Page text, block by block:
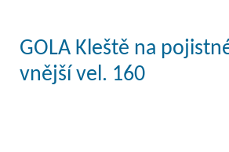
GOLA Kleště na
vnější vel. 160